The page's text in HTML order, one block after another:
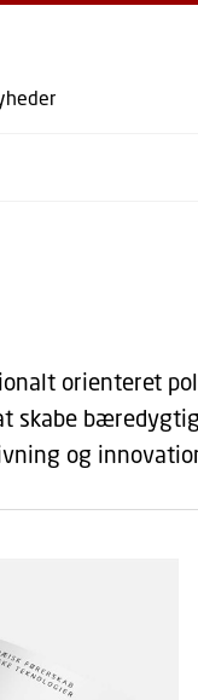
orienteret
skabe
og